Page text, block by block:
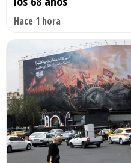
Hace 1 hora